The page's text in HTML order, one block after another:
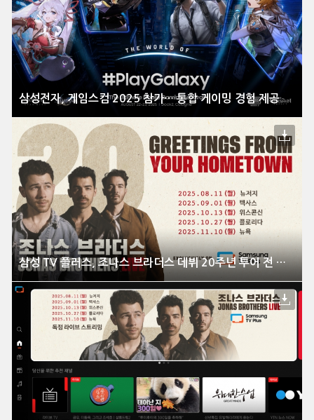
삼성전자, 게임스컴 2025 참가… 통합 게이밍 경험 제공
삼성 TV 플러스, 조나스 브라더스 데뷔 20주년 투어 전 세계 독점 생중계